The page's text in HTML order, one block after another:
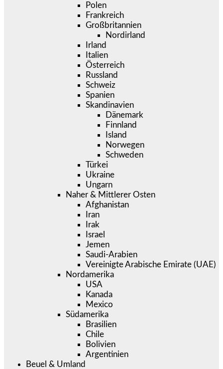
Polen
Frankreich
Großbritannien
Nordirland
Irland
Italien
Österreich
Russland
Schweiz
Spanien
Skandinavien
Dänemark
Finnland
Island
Norwegen
Schweden
Türkei
Ukraine
Ungarn
Naher & Mittlerer Osten
Afghanistan
Iran
Irak
Israel
Jemen
Saudi-Arabien
Vereinigte Arabische Emirate (UAE)
Nordamerika
USA
Kanada
Mexico
Südamerika
Brasilien
Chile
Bolivien
Argentinien
Beuel & Umland